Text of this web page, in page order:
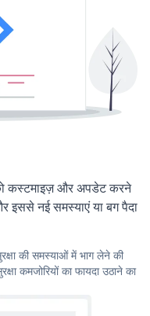
कस्टमाइज़ और अपडेट करने
नई समस्याएं या बग पैदा
की समस्याओं में भाग लेने की
कमजोरियों का फायदा उठाने का